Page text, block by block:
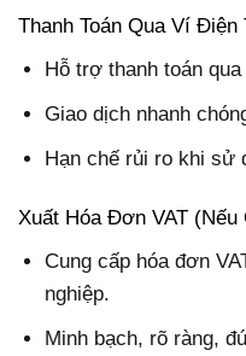
Thanh Toán Qua Ví Điện
Hỗ trợ thanh toán
Giao dịch nhanh
Hạn chế rủi ro khi sử
Xuất Hóa Đơn VAT (Nếu
Cung cấp hóa đơn
nghiệp.
Minh bạch, rõ ràng,